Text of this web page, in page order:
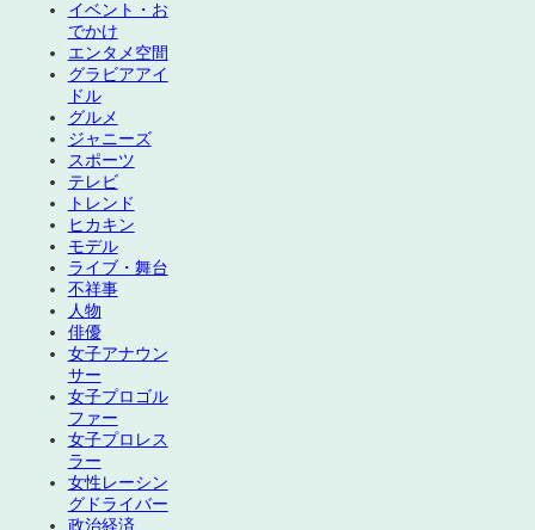
イベント・お
でかけ
エンタメ空間
グラビアアイ
ドル
グルメ
ジャニーズ
スポーツ
テレビ
トレンド
ヒカキン
モデル
ライブ・舞台
不祥事
人物
俳優
女子アナウン
サー
女子プロゴル
ファー
女子プロレス
ラー
女性レーシン
グドライバー
政治経済